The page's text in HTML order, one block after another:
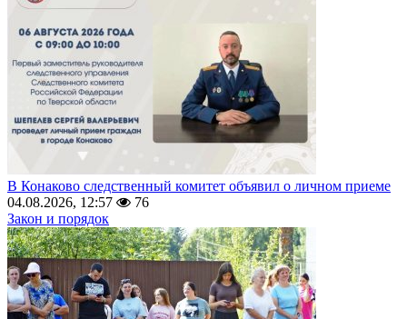
В Конаково следственный комитет объявил о личном приеме
04.08.2026, 12:57
76
Закон и порядок